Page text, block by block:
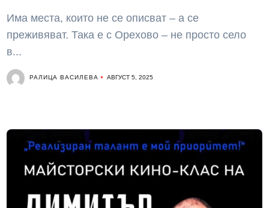
Има места, които не се описват – а се
преживяват. Така е с Орехово – не просто село
в...
РАЛИЦА ВАСИЛЕВА АВГУСТ 5, 2025